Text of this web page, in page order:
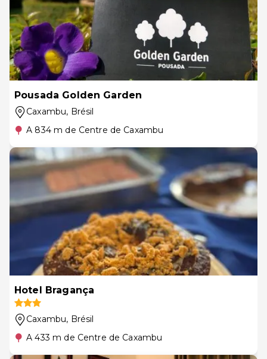
Pousada Golden Garden
Caxambu, Brésil
A 834 m de Centre de Caxambu
Hotel Bragança
Caxambu, Brésil
A 433 m de Centre de Caxambu